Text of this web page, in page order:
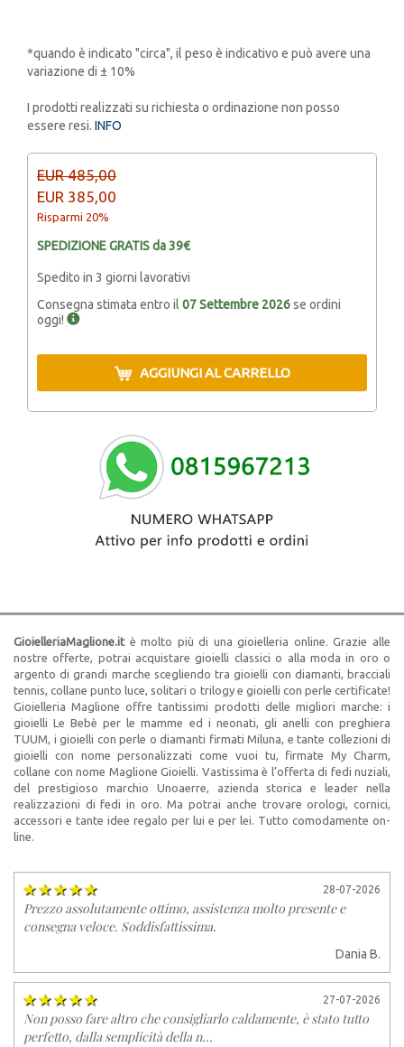
*quando è indicato "circa", il peso è indicativo e può avere una
variazione di ± 10%
I prodotti realizzati su richiesta o ordinazione non posso
essere resi. INFO
EUR 485,00
EUR 385,00
Risparmi 20%
SPEDIZIONE GRATIS da 39€
Spedito in 3 giorni lavorativi
Consegna stimata entro il 07 Settembre 2026se ordini
oggi!
AGGIUNGI AL CARRELLO
GioielleriaMaglione.itè molto più di una gioielleria online. Grazie alle
nostre offerte, potrai acquistare gioielli classici o alla moda in oro o
argento di grandi marche scegliendo tra gioielli con diamanti, bracciali
tennis, collane punto luce, solitari o trilogy e gioielli con perle certificate!
Gioielleria Maglione offre tantissimi prodotti delle migliori marche: i
gioielli Le Bebè per le mamme ed i neonati, gli anelli con preghiera
TUUM, i gioielli con perle o diamanti firmati Miluna, e tante collezioni di
gioielli con nome personalizzati come vuoi tu, firmate My Charm,
collane con nome Maglione Gioielli. Vastissima è l’offerta di fedi nuziali,
del prestigioso marchio Unoaerre, azienda storica e leader nella
realizzazioni di fedi in oro. Ma potrai anche trovare orologi, cornici,
accessori e tante idee regalo per lui e per lei. Tutto comodamente on-
line.
28-07-2026
Prezzo assolutamente ottimo, assistenza molto presente e
consegna veloce. Soddisfattissima.
Dania B.
27-07-2026
Non posso fare altro che consigliarlo caldamente, è stato tutto
perfetto, dalla semplicità della n...